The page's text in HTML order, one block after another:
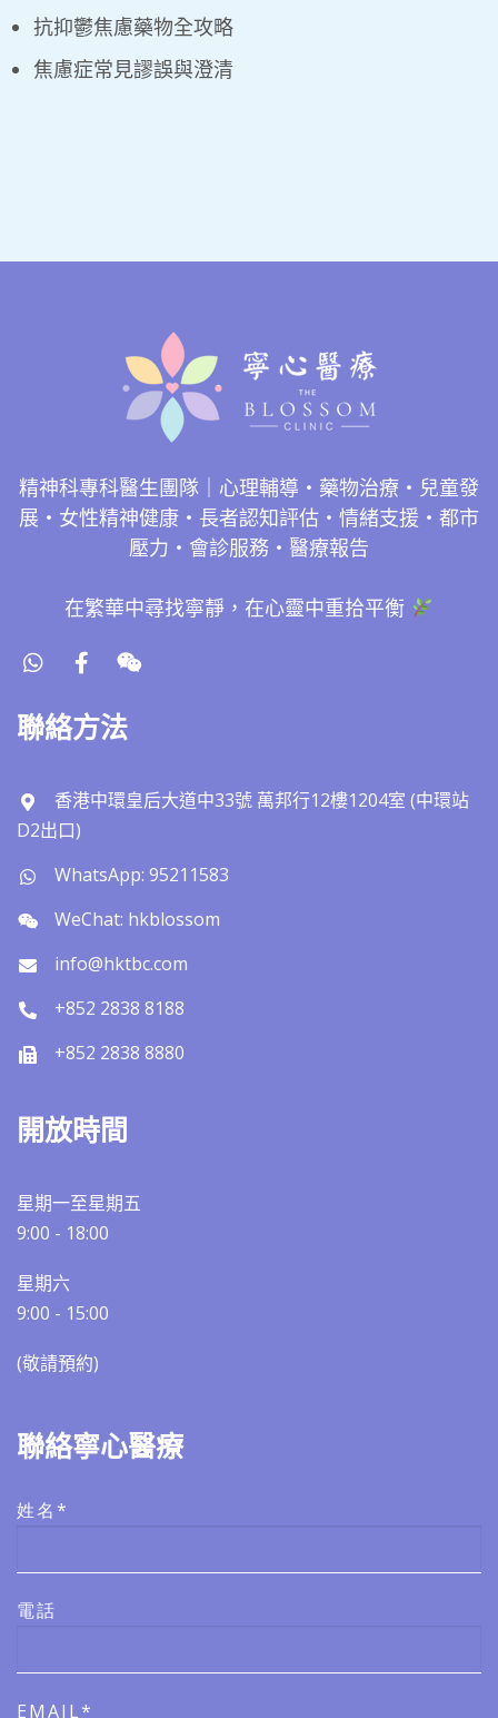
抗抑鬱焦慮藥物全攻略
焦慮症常見謬誤與澄清
精神科專科醫生團隊｜心理輔導・藥物治療・兒童發
展・女性精神健康・長者認知評估・情緒支援・都市
壓力・會診服務・醫療報告
在繁華中尋找寧靜，在心靈中重拾平衡
聯絡方法
香港中環皇后大道中33號 萬邦行12樓1204室 (中環站
D2出口)
WhatsApp: 95211583
WeChat: hkblossom
info@hktbc.com
+852 2838 8188
+852 2838 8880
開放時間
星期一至星期五
9:00 - 18:00
星期六
9:00 - 15:00
(敬請預約)​​
聯絡寧心醫療
姓名*
電話
EMAIL*